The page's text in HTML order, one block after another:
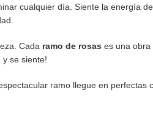
cualquier día. Siente la energía
Cada ramo de rosas es una obra
se siente!
ramo llegue en perfectas